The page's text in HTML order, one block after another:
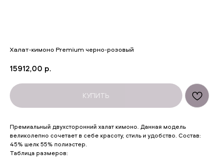
Халат-кимоно Premium черно-розовый
15912,00 р.
КУПИТЬ
Премиальный двухсторонний халат кимоно. Данная модель
великолепно сочетает в себе красоту, стиль и удобство. Состав:
45% шелк 55% полиэстер.
Таблица размеров: